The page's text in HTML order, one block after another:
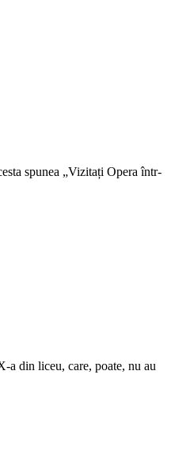
spunea „Vizitați Opera într-
a din liceu, care, poate, nu au